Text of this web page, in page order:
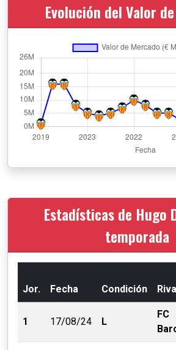
Evolución del Valor
Estadísticas de Hugo
temporada
Jor. Fecha Condición Rival
1 17/08/24 L
FC